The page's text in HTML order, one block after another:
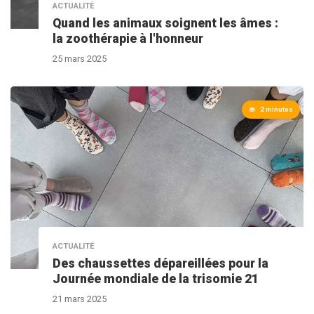
ACTUALITÉ
Quand les animaux soignent les âmes :
la zoothérapie à l'honneur
25 mars 2025
2 minutes
ACTUALITÉ
Des chaussettes dépareillées pour la
Journée mondiale de la trisomie 21
21 mars 2025